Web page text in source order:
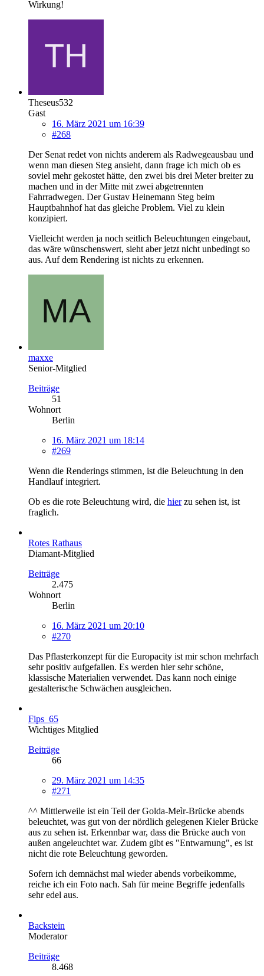
Wirkung!
Theseus532
Gast
16. März 2021 um 16:39
#268
Der Senat redet von nichts anderem als Radwegeausbau und
wenn man diesen Steg ansieht, dann frage ich mich ob es
soviel mehr gekostet hätte, den zwei bis drei Meter breiter zu
machen und in der Mitte mit zwei abgetrennten
Fahrradwegen. Der Gustav Heinemann Steg beim
Hauptbahnhof hat das gleiche Problem. Viel zu klein
konzipiert.
Vielleicht werden ja noch seitlich Beleuchtungen eingebaut,
das wäre wünschenswert, sieht aber jetzt nicht unbedingt so
aus. Auf dem Rendering ist nichts zu erkennen.
maxxe
Senior-Mitglied
Beiträge
51
Wohnort
Berlin
16. März 2021 um 18:14
#269
Wenn die Renderings stimmen, ist die Beleuchtung in den
Handlauf integriert.
Ob es die rote Beleuchtung wird, die hierzu sehen ist, ist
fraglich.
Rotes Rathaus
Diamant-Mitglied
Beiträge
2.475
Wohnort
Berlin
16. März 2021 um 20:10
#270
Das Pflasterkonzept für die Europacity ist mir schon mehrfach
sehr positiv aufgefallen. Es werden hier sehr schöne,
klassische Materialien verwendet. Das kann noch einige
gestalterische Schwächen ausgleichen.
Fips_65
Wichtiges Mitglied
Beiträge
66
29. März 2021 um 14:35
#271
^^ Mittlerweile ist ein Teil der Golda-Meìr-Brücke abends
beleuchtet, was gut von der nördlich gelegenen Kieler Brücke
aus zu sehen ist. Erkennbar war, dass die Brücke auch von
außen angeleuchtet war. Zudem gibt es "Entwarnung", es ist
nicht die rote Beleuchtung geworden.
Sofern ich demnächst mal wieder abends vorbeikomme,
reiche ich ein Foto nach. Sah für meine Begriffe jedenfalls
sehr edel aus.
Backstein
Moderator
Beiträge
8.468